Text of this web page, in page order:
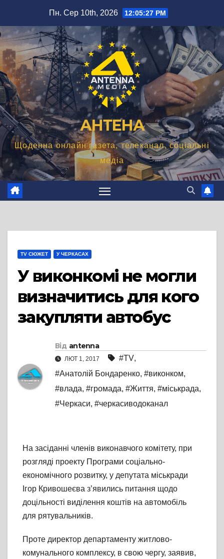
вмісту
Пн. Сер 10th, 2026 12:05:28 PM
АНТЕНА
Щоденна онлайн газета, телеканал, соціальні
медіа
TV СЮЖЕТ У ЧЕРКАСАХ
У виконкомі не могли
визначитись для кого
закупляти автобус
Від antenna
ЛЮТ 1, 2017 #TV,
#Анатолій Бондаренко, #виконком,
#влада, #громада, #Життя, #міськрада,
#Черкаси, #черкасиводоканал
На засіданні членів виконавчого комітету, при
розгляді проекту Програми соціально-
економічного розвитку, у депутата міськради
Ігор Кривошеєва з’явились питання щодо
доцільності виділення коштів на автомобіль
для рятувальників.
Проте директор департаменту житлово-
комунального комплексу, в свою чергу, заявив,